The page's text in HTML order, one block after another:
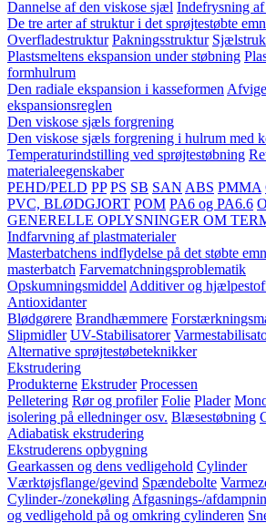
Dannelse af den viskose sjæl Indefrysning
De tre arter af struktur i det sprøjtestøbte
Overfladestruktur Pakningsstruktur
Plastsmeltens ekspansion under støbning
formhulrum
Den radiale ekspansion i kasseformen
ekspansionsreglen
Den viskose sjæls forgrening
Den viskose sjæls forgrening i hulrum med
Temperaturindstilling ved sprøjtestøbning
materialeegenskaber
PEHD/PELD PP PS SB SAN ABS PMMA
PVC, BLØDGJORT POM PA6 og PA6.6
GENERELLE OPLYSNINGER OM
Indfarvning af plastmaterialer
Masterbatchens indflydelse på det støbte
masterbatch Farvematchningsproblematik
Opskumningsmiddel Additiver og
Antioxidanter
Blødgørere Brandhæmmere
Slipmidler UV-Stabilisatorer
Alternative sprøjtestøbeteknikker
Ekstrudering
Produkterne Ekstruder Processen
Pelletering Rør og profiler Folie Plader
isolering på elledninger osv. Blæsestøbning
Adiabatisk ekstrudering
Ekstruderens opbygning
Gearkassen og dens vedligehold Cylinder
Værktøjsflange/gevind Spændebolte
Cylinder-/zonekøling Afgasnings-/
og vedligehold på og omkring cylinderen